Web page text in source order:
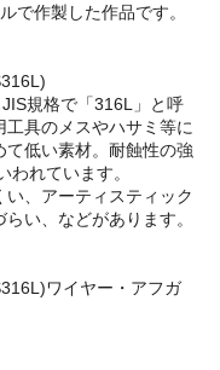
で作製した作品です。
規格で「316L」と呼
具のメスやハサミ等に
て低い素材。耐蝕性の強
れています。
、アーティスティック
い、などがあります。
ワイヤー・アフガ